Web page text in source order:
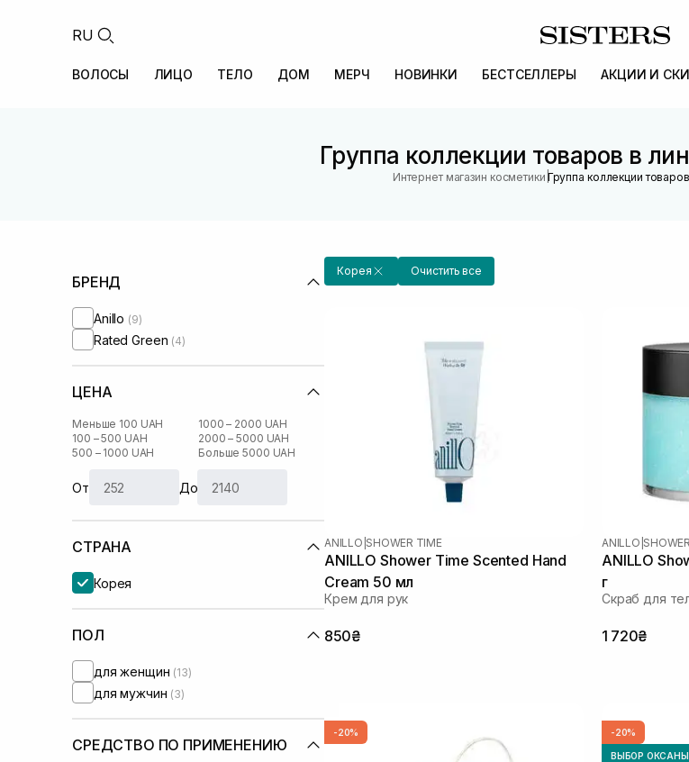
RU
ВОЛОСЫ ЛИЦО ТЕЛО ДОМ МЕРЧ НОВИНКИ БЕСТСЕЛЛЕРЫ АКЦИИ И
Группа коллекции товаров в
Интернет магазин косметики |Группа коллекции
БРЕНД
Anillo (9)
Rated Green (4)
ЦЕНА
Меньше 100 UAH
100 – 500 UAH
500 – 1000 UAH
1000 – 2000 UAH
2000 – 5000 UAH
Больше 5000 UAH
От До
СТРАНА
Корея
ПОЛ
для женщин (13)
для мужчин (3)
СРЕДСТВО ПО ПРИМЕНЕНИЮ
Корея Очистить все
ANILLO SHOWER TIME
ANILLO Shower Time Scented Hand
Cream 50 мл
Крем для рук
850₴
ANILLO
ANILLO
г
Скраб для
1 720₴
-20% -20%
ВЫБОР ОКСАНЫ